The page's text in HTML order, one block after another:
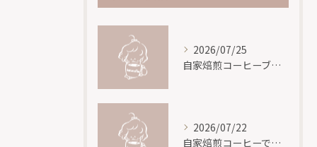
2026/07/25
自家焙煎コーヒーブレンドの黄金比と安定した再現方法を徹底解説
2026/07/22
自家焙煎コーヒーで香りを最大化する豆選びと焙煎・抽出の秘密